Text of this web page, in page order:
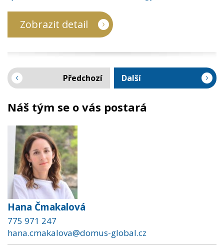
Zobrazit detail
Předchozí Další
Náš tým se o vás postará
Hana Čmakalová
775 971 247
hana.cmakalova@domus-global.cz